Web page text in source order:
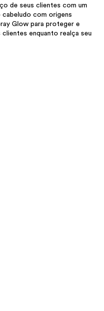
de seus clientes com um
com origens
Glow para proteger e
enquanto realça seu